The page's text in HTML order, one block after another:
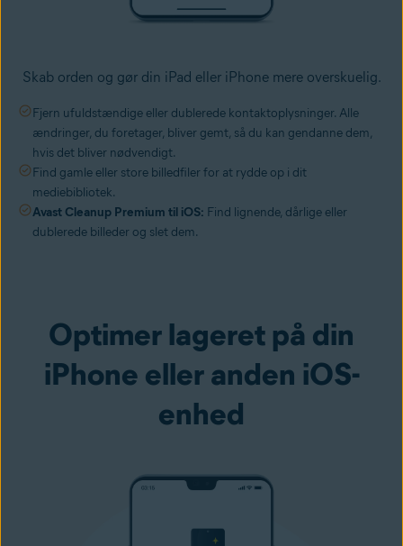
Skab orden og gør din iPad eller iPhone mere overskuelig.
Fjern ufuldstændige eller dublerede kontaktoplysninger. Alle
ændringer, du foretager, bliver gemt, så du kan gendanne dem,
hvis det bliver nødvendigt.
Find gamle eller store billedfiler for at rydde op i dit
mediebibliotek.
Avast Cleanup Premium til iOS: Find lignende, dårlige eller
dublerede billeder og slet dem.
Optimer lageret på din
iPhone eller anden iOS-
enhed